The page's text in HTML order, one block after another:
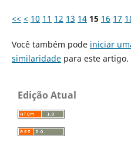
<< < 10 11 12 13 14 15 16 17
Você também pode iniciar
similaridadepara este artigo.
Edição Atual